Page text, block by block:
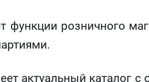
функции розничного
актуальный каталог